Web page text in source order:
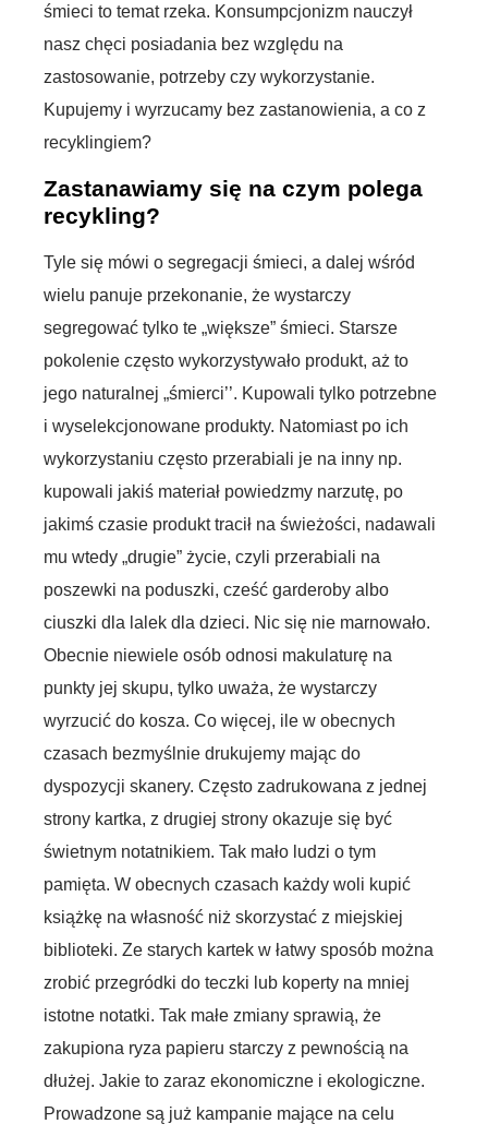
śmieci to temat rzeka. Konsumpcjonizm nauczył
nasz chęci posiadania bez względu na
zastosowanie, potrzeby czy wykorzystanie.
Kupujemy i wyrzucamy bez zastanowienia, a co z
recyklingiem?
Zastanawiamy się na czym polega
recykling?
Tyle się mówi o segregacji śmieci, a dalej wśród
wielu panuje przekonanie, że wystarczy
segregować tylko te „większe” śmieci. Starsze
pokolenie często wykorzystywało produkt, aż to
jego naturalnej „śmierci’’. Kupowali tylko potrzebne
i wyselekcjonowane produkty. Natomiast po ich
wykorzystaniu często przerabiali je na inny np.
kupowali jakiś materiał powiedzmy narzutę, po
jakimś czasie produkt tracił na świeżości, nadawali
mu wtedy „drugie” życie, czyli przerabiali na
poszewki na poduszki, cześć garderoby albo
ciuszki dla lalek dla dzieci. Nic się nie marnowało.
Obecnie niewiele osób odnosi makulaturę na
punkty jej skupu, tylko uważa, że wystarczy
wyrzucić do kosza. Co więcej, ile w obecnych
czasach bezmyślnie drukujemy mając do
dyspozycji skanery. Często zadrukowana z jednej
strony kartka, z drugiej strony okazuje się być
świetnym notatnikiem. Tak mało ludzi o tym
pamięta. W obecnych czasach każdy woli kupić
książkę na własność niż skorzystać z miejskiej
biblioteki. Ze starych kartek w łatwy sposób można
zrobić przegródki do teczki lub koperty na mniej
istotne notatki. Tak małe zmiany sprawią, że
zakupiona ryza papieru starczy z pewnością na
dłużej. Jakie to zaraz ekonomiczne i ekologiczne.
Prowadzone są już kampanie mające na celu